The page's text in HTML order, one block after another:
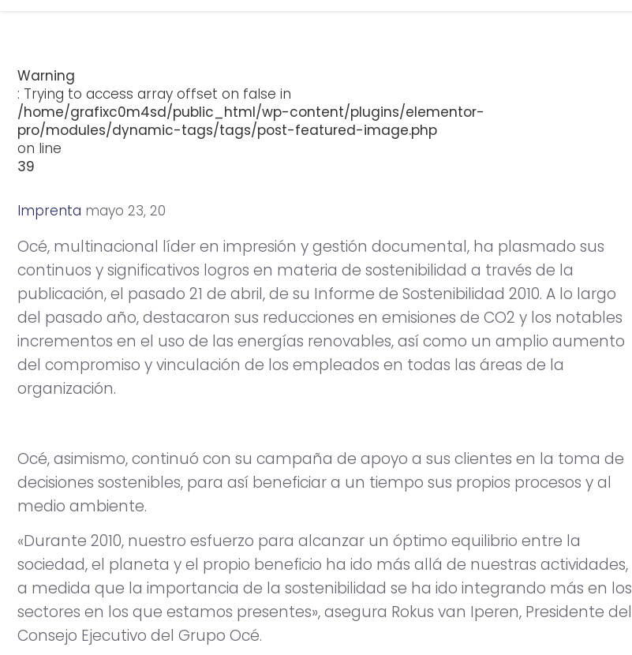
Warning
: Trying to access array offset on false in
/home/grafixc0m4sd/public_html/wp-content/plugins/elementor-
pro/modules/dynamic-tags/tags/post-featured-image.php
on line
39
Imprenta mayo 23, 20
Océ, multinacional líder en impresión y gestión documental, ha plasmado sus
continuos y significativos logros en materia de sostenibilidad a través de la
publicación, el pasado 21 de abril, de su Informe de Sostenibilidad 2010. A lo largo
del pasado año, destacaron sus reducciones en emisiones de CO2 y los notables
incrementos en el uso de las energías renovables, así como un amplio aumento
del compromiso y vinculación de los empleados en todas las áreas de la
organización.
Océ, asimismo, continuó con su campaña de apoyo a sus clientes en la toma de
decisiones sostenibles, para así beneficiar a un tiempo sus propios procesos y al
medio ambiente.
«Durante 2010, nuestro esfuerzo para alcanzar un óptimo equilibrio entre la
sociedad, el planeta y el propio beneficio ha ido más allá de nuestras actividades,
a medida que la importancia de la sostenibilidad se ha ido integrando más en los
sectores en los que estamos presentes», asegura Rokus van Iperen, Presidente del
Consejo Ejecutivo del Grupo Océ.